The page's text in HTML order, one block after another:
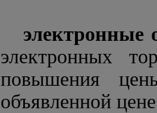
электронные
электронных
повышения
объявленной